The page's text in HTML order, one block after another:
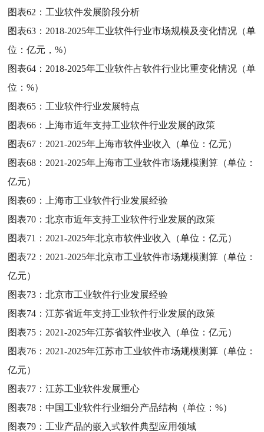
图表62： 工业软件发展阶段分析
图表63： 2018-2025年工业软件行业市场规模及变化情况（单
位：亿元，%）
图表64： 2018-2025年工业软件占软件行业比重变化情况（单
位：%）
图表65： 工业软件行业发展特点
图表66：
上海市近年支持工业软件行业发展的政策
图表67： 2021-2025年上海市软件业收入（单位：亿元）
图表68： 2021-2025年上海市工业软件市场规模测算（单位：
亿元）
图表69：
上海市工业软件行业发展经验
图表70：北京市近年支持工业软件行业发展的政策
图表71： 2021-2025年北京市软件业收入（单位：亿元）
图表72： 2021-2025年北京市工业软件市场规模测算（单位：
亿元）
图表73：北京市工业软件行业发展经验
图表74：江苏省近年支持工业软件行业发展的政策
图表75： 2021-2025年江苏省软件业收入（单位：亿元）
图表76： 2021-2025年江苏市工业软件市场规模测算（单位：
亿元）
图表77：江苏工业软件发展重心
图表78：中国工业软件行业细分产品结构（单位：%）
图表79： 工业产品的嵌入式软件典型应用领域